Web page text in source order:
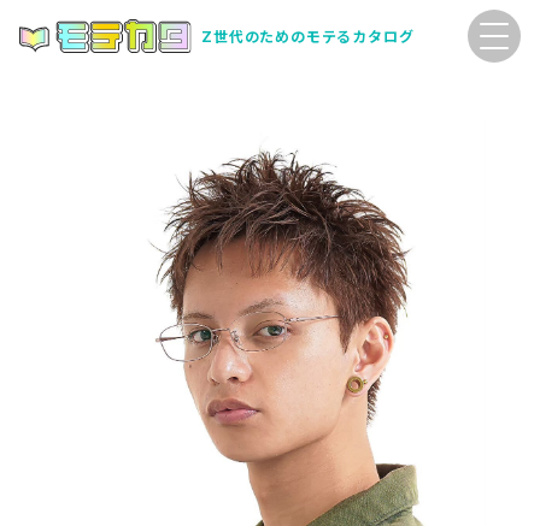
Z世代のためのモテるカタログ